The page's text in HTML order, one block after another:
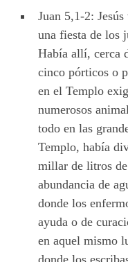
Juan 5,1-2:
una fiesta de los
Había allí, cerca
cinco pórticos o
en el Templo
numerosos
todo en las
Templo, había
millar de litros
abundancia de
donde los
ayuda o de
en aquel mismo
donde los